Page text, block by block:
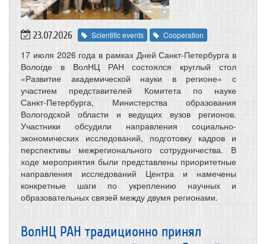
23.07.2026 Scientific events Cooperation
17 июля 2026 года в рамках Дней Санкт-Петербурга в
Вологде в ВолНЦ РАН состоялся круглый стол
«Развитие академической науки в регионе» с
участием представителей Комитета по науке
Санкт‑Петербурга, Министерства образования
Вологодской области и ведущих вузов регионов.
Участники обсудили направления социально-
экономических исследований, подготовку кадров и
перспективы межрегионального сотрудничества. В
ходе мероприятия были представлены приоритетные
направления исследований Центра и намечены
конкретные шаги по укреплению научных и
образовательных связей между двумя регионами.
ВолНЦ РАН традиционно принял